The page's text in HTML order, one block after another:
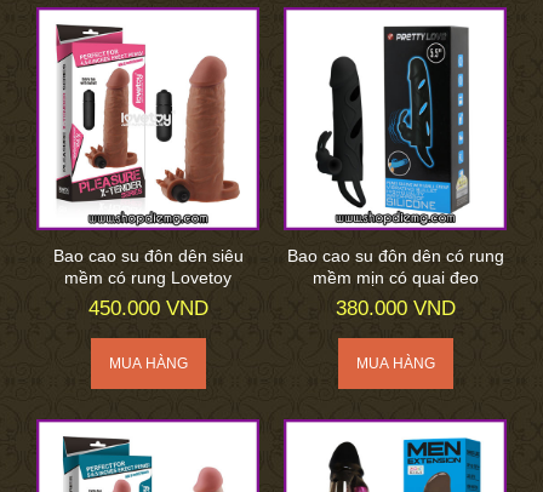
Bao cao su đôn dên siêu
mềm có rung Lovetoy
450.000 VND
Bao cao su đôn dên có rung
mềm mịn có quai đeo
380.000 VND